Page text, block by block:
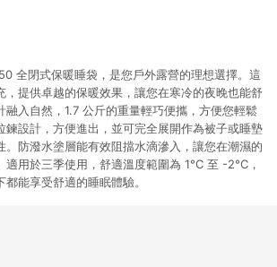
全閉式保暖睡袋，是您戶外露營的理想選擇。這
，提供卓越的保暖效果，讓您在寒冷的夜晚也能舒
融入自然，1.7 公斤的重量輕巧便攜，方便您輕鬆
鍊設計，方便進出，並可完全展開作為被子或睡墊
。防潑水塗層能有效阻擋水滴滲入，讓您在潮濕的
用於三季使用，舒適溫度範圍為 1°C 至 -2°C，
能享受舒適的睡眠體驗。